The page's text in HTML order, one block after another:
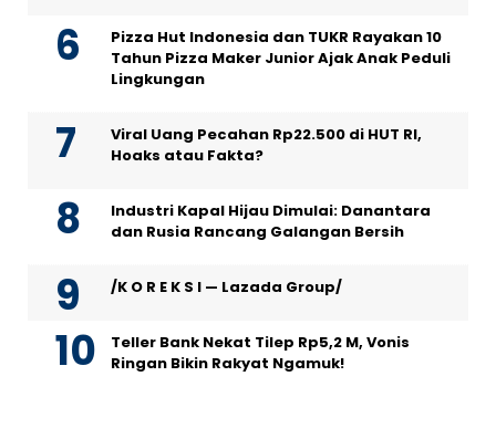
Pizza Hut Indonesia dan TUKR Rayakan 10
Tahun Pizza Maker Junior Ajak Anak Peduli
Lingkungan
Viral Uang Pecahan Rp22.500 di HUT RI,
Hoaks atau Fakta?
Industri Kapal Hijau Dimulai: Danantara
dan Rusia Rancang Galangan Bersih
/K O R E K S I — Lazada Group/
Teller Bank Nekat Tilep Rp5,2 M, Vonis
Ringan Bikin Rakyat Ngamuk!